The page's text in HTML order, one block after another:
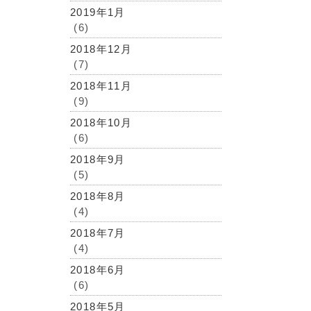
2019年1月
(6)
2018年12月
(7)
2018年11月
(9)
2018年10月
(6)
2018年9月
(5)
2018年8月
(4)
2018年7月
(4)
2018年6月
(6)
2018年5月